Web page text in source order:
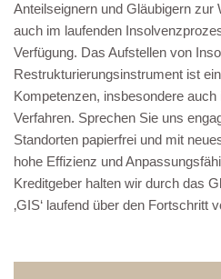
Anteilseignern und Gläubigern zur
auch im laufenden
Verfügung. Das Aufstellen von
Restrukturierungsinstrument ist
Kompetenzen, insbesondere
Verfahren. Sprechen Sie uns
Standorten papierfrei und mit
hohe Effizienz und
Kreditgeber halten wir durch das
‚GIS‘ laufend über den Fortschritt